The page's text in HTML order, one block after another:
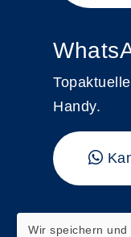
Handy.
"vhs
Wir speichern